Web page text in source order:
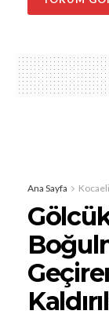
Ana Sayfa Kocaeli